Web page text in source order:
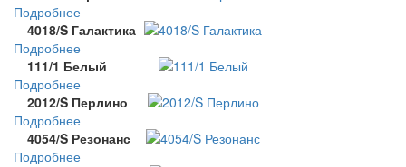
Подробнее
4018/S Галактика
Подробнее
111/1 Белый
Подробнее
2012/S Перлино
Подробнее
4054/S Резонанс
Подробнее